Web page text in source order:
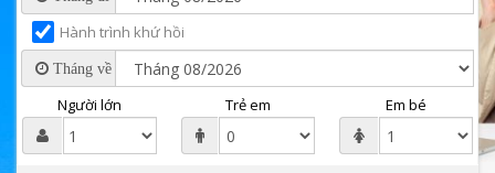
Hành trình khứ hồi
Tháng về
Người lớn Trẻ em Em bé